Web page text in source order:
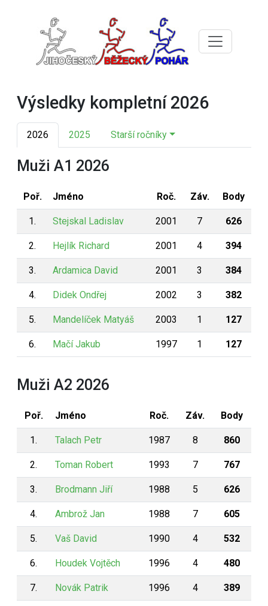
Výsledky kompletní 2026
2026 2025 Starší ročníky
Muži A1 2026
Poř. Jméno Roč. Záv. Body
1. Stejskal Ladislav 2001 7 626
2. Hejlík Richard 2001 4 394
3. Ardamica David 2001 3 384
4. Didek Ondřej 2002 3 382
5. Mandelíček Matyáš 2003 1 127
6. Mačí Jakub 1997 1 127
Muži A2 2026
Poř. Jméno Roč. Záv. Body
1. Talach Petr 1987 8 860
2. Toman Robert 1993 7 767
3. Brodmann Jiří 1988 5 626
4. Ambrož Jan 1988 7 605
5. Vaš David 1990 4 532
6. Houdek Vojtěch 1996 4 480
7. Novák Patrik 1996 4 389